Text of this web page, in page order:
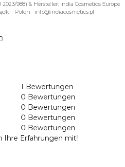
988) & Hersteller: India Cosmetics Europe
· Polen · info@indiacosmetics.pl
1 Bewertungen
0 Bewertungen
0 Bewertungen
0 Bewertungen
0 Bewertungen
Ihre Erfahrungen mit!